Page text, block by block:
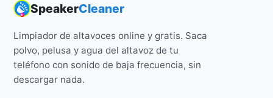
SpeakerCleaner
Limpiador de altavoces online y gratis. Saca
polvo, pelusa y agua del altavoz de tu
teléfono con sonido de baja frecuencia, sin
descargar nada.